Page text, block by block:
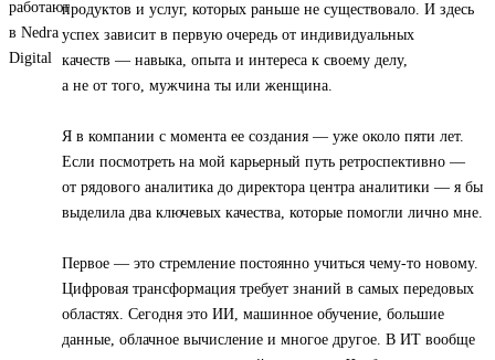
продуктов и услуг, которых раньше не существовало. И здесь
успех зависит в первую очередь от индивидуальных
качеств — навыка, опыта и интереса к своему делу,
а не от того, мужчина ты или женщина.
Я в компании с момента ее создания — уже около пяти лет.
Если посмотреть на мой карьерный путь ретроспективно —
от рядового аналитика до директора центра аналитики — я бы
выделила два ключевых качества, которые помогли лично мне.
Первое — это стремление постоянно учиться чему-то новому.
Цифровая трансформация требует знаний в самых передовых
областях. Сегодня это ИИ, машинное обучение, большие
данные, облачное вычисление и многое другое. В ИТ вообще